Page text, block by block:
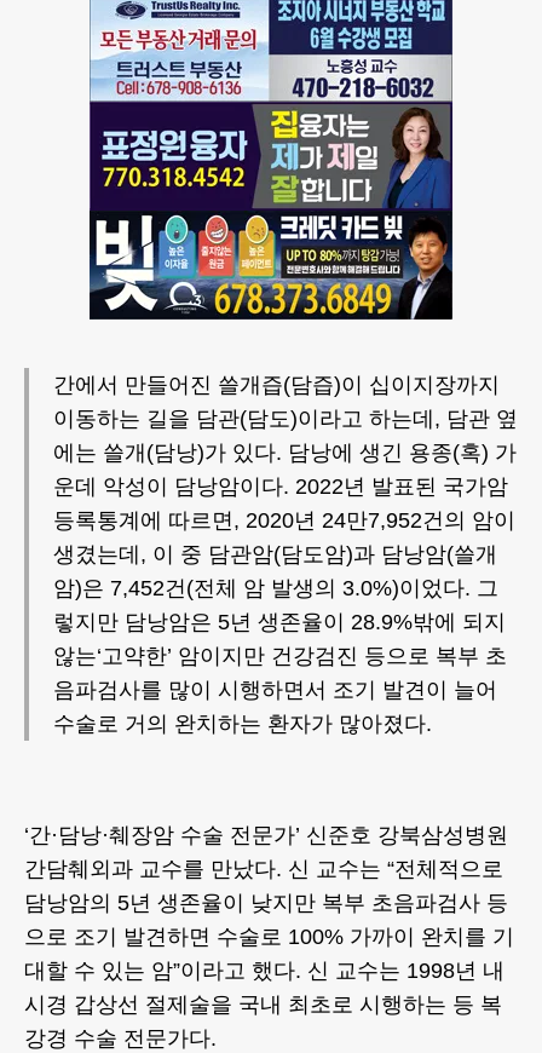
간에서 만들어진 쓸개즙(담즙)이 십이지장까지
이동하는 길을 담관(담도)이라고 하는데, 담관 옆
에는 쓸개(담낭)가 있다. 담낭에 생긴 용종(혹) 가
운데 악성이 담낭암이다. 2022년 발표된 국가암
등록통계에 따르면, 2020년 24만7,952건의 암이
생겼는데, 이 중 담관암(담도암)과 담낭암(쓸개
암)은 7,452건(전체 암 발생의 3.0%)이었다. 그
렇지만 담낭암은 5년 생존율이 28.9%밖에 되지
않는‘고약한’ 암이지만 건강검진 등으로 복부 초
음파검사를 많이 시행하면서 조기 발견이 늘어
수술로 거의 완치하는 환자가 많아졌다.
‘간·담낭·췌장암 수술 전문가’ 신준호 강북삼성병원
간담췌외과 교수를 만났다. 신 교수는 “전체적으로
담낭암의 5년 생존율이 낮지만 복부 초음파검사 등
으로 조기 발견하면 수술로 100% 가까이 완치를 기
대할 수 있는 암”이라고 했다. 신 교수는 1998년 내
시경 갑상선 절제술을 국내 최초로 시행하는 등 복
강경 수술 전문가다.